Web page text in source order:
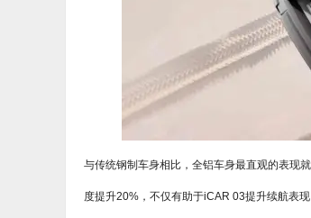
与传统钢制车身相比，全铝车身最直观的表现
度提升20%，不仅有助于iCAR 03提升续航表